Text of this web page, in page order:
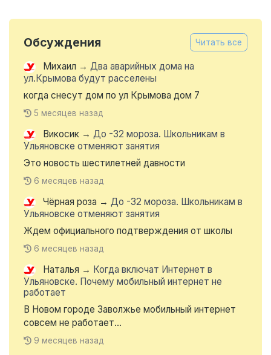
Обсуждения Читать все
Михаил → Два аварийных дома на
ул.Крымова будут расселены
когда снесут дом по ул Крымова дом 7
5 месяцев назад
Викосик → До -32 мороза. Школьникам в
Ульяновске отменяют занятия
Это новость шестилетней давности
6 месяцев назад
Чёрная роза → До -32 мороза. Школьникам в
Ульяновске отменяют занятия
Ждем официального подтверждения от школы
6 месяцев назад
Наталья → Когда включат Интернет в
Ульяновске. Почему мобильный интернет не
работает
В Новом городе Заволжье мобильный интернет
совсем не работает...
9 месяцев назад